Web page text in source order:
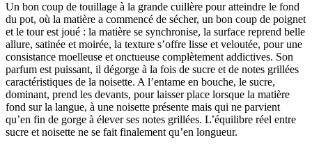
Un bon coup de touillage à la grande cuillère pour atteindre le fond
du pot, où la matière a commencé de sécher, un bon coup de poignet
et le tour est joué : la matière se synchronise, la surface reprend belle
allure, satinée et moirée, la texture s’offre lisse et veloutée, pour une
consistance moelleuse et onctueuse complètement addictives. Son
parfum est puissant, il dégorge à la fois de sucre et de notes grillées
caractéristiques de la noisette. A l’entame en bouche, le sucre,
dominant, prend les devants, pour laisser place lorsque la matière
fond sur la langue, à une noisette présente mais qui ne parvient
qu’en fin de gorge à élever ses notes grillées. L’équilibre réel entre
sucre et noisette ne se fait finalement qu’en longueur.